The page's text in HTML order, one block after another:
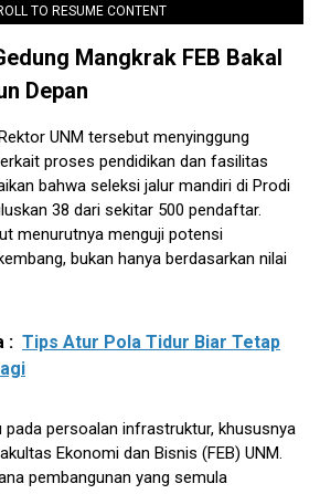
TO RESUME CONTENT
Mangkrak FEB Bakal
Depan
UNM tersebut menyinggung
proses pendidikan dan fasilitas
bahwa seleksi jalur mandiri di Prodi
38 dari sekitar 500 pendaftar.
menurutnya menguji potensi
bukan hanya berdasarkan nilai
: Tips Atur Pola Tidur Biar Tetap
persoalan infrastruktur, khususnya
Ekonomi dan Bisnis (FEB) UNM.
pembangunan yang semula